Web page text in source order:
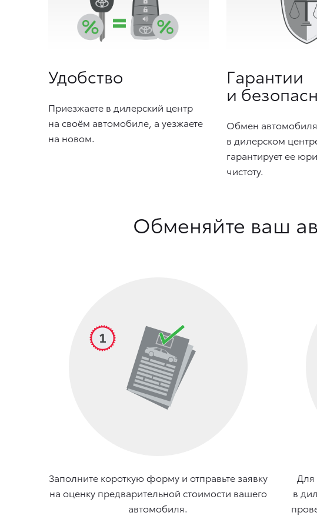
Удобство
Приезжаете в дилерский центр
на своём автомобиле, а уезжаете
на новом.
Гарантии
и
Обмен
в дилерском
гарантирует ее
чистоту.
Обменяйте ваш
Заполните короткую форму и отправьте заявку
на оценку предварительной стоимости вашего
автомобиля.
Для
в